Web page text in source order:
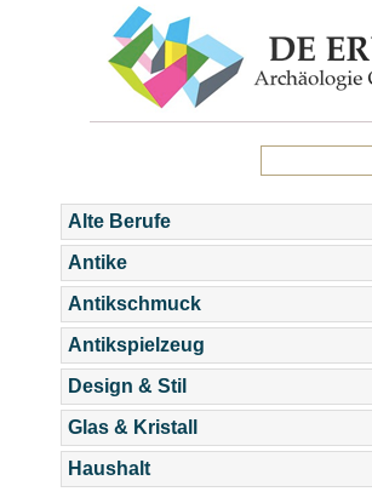
Alte Berufe
Antike
Antikschmuck
Antikspielzeug
Design & Stil
Glas & Kristall
Haushalt